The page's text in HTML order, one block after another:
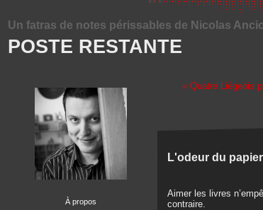
POSTE RESTANTE
Un fatras de notes périssables de Nicolas
À propos
« Quatre Liégeois
L'odeur du
Aimer les livres
contraire.